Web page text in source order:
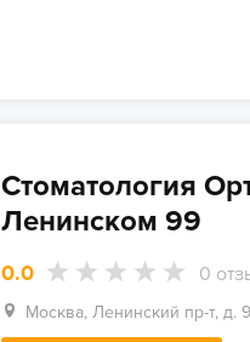
Стоматология
Ленинском 99
0.0 0
Москва, Ленинский пр-т, д.